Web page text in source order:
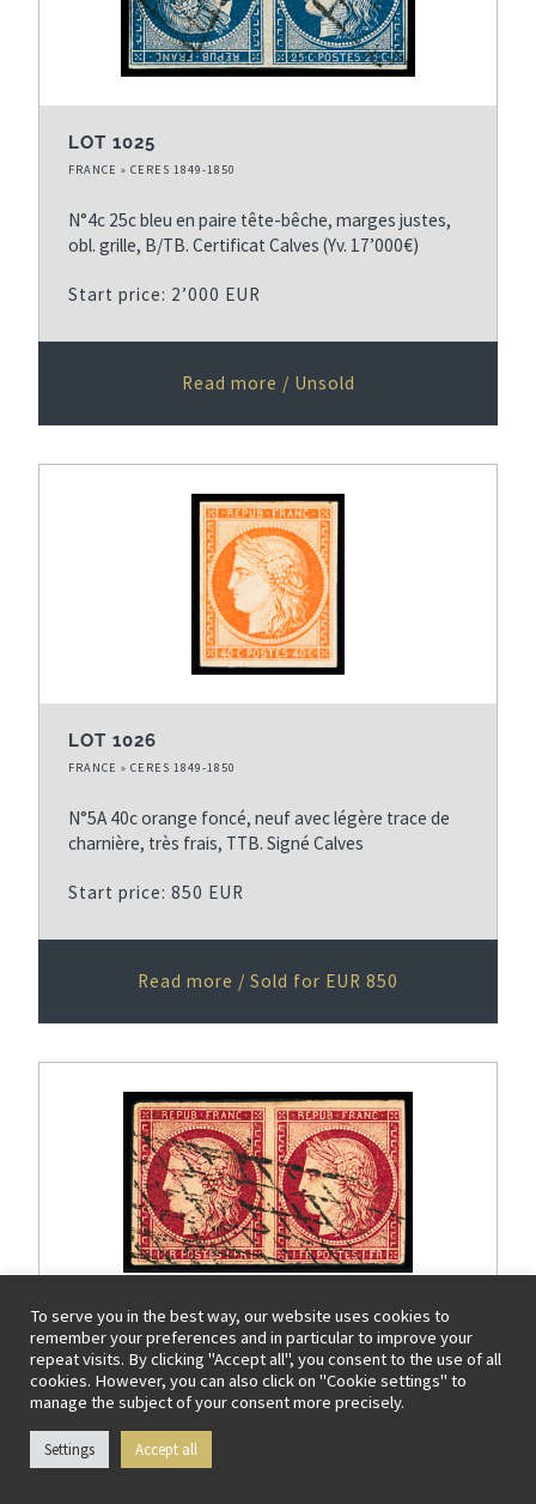
LOT 1025
FRANCE » CERES 1849-1850
N°4c 25c bleu en paire tête-bêche, marges justes,
obl. grille, B/TB. Certificat Calves (Yv. 17’000€)
Start price: 2’000 EUR
Read more / Unsold
LOT 1026
FRANCE » CERES 1849-1850
N°5A 40c orange foncé, neuf avec légère trace de
charnière, très frais, TTB. Signé Calves
Start price: 850 EUR
Read more / Sold for EUR 850
LOT 1027
FRANCE » CERES 1849-1850
N°6 1f carmin en paire obl. grille sans fin, marges
blanches autour, TB. Signé Calves
To serve you in the best way, our website uses cookies to
remember your preferences and in particular to improve your
repeat visits. By clicking "Accept all", you consent to the use of all
cookies. However, you can also click on "Cookie settings" to
manage the subject of your consent more precisely.
Settings Accept all